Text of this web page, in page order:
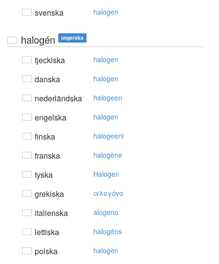
svenska halogen
halogén ungerska
tjeckiska halogen
danska halogen
nederländska halogeen
engelska halogen
finska halogeeni
franska halogène
tyska Halogen
grekiska αλoγόvo
italienska alogeno
lettiska halogēns
polska halogen